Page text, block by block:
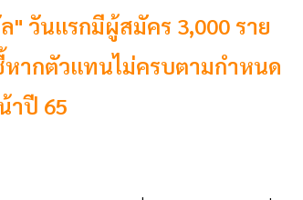
วันแรกมีผู้สมัคร 3,000 ราย
ากตัวแทนไม่ครบตามกำหนด
าปี 65